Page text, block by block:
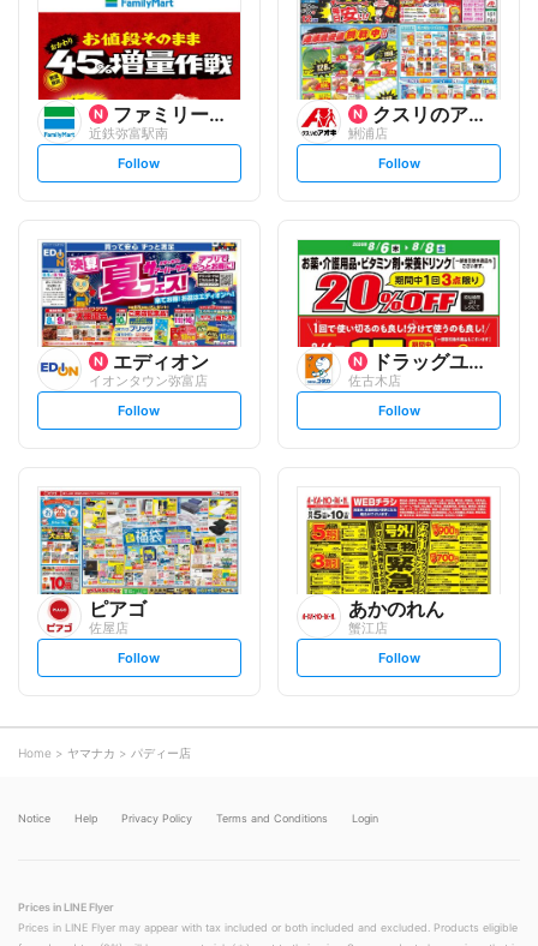
ファミリーマート
近鉄弥富駅南
s
t
l
o
w
Follow
クスリのアオキ
鯏浦店
s
t
l
o
w
Follow
エディオン
イオンタウン弥富店
s
t
l
o
w
Follow
ドラッグユタカ
佐古木店
s
t
o
w
Follow
ピアゴ
佐屋店
s
t
o
w
Follow
あかのれん
蟹江店
s
t
Follow
Home ヤマナカ パディー店
Notice Help Privacy Policy Terms and Conditions Login
Prices in LINE Flyer
Prices in LINE Flyer may appear with tax included or both included and excluded. Products eligible